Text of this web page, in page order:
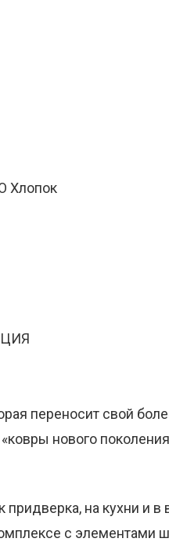
Хлопок
переносит свой
нового
на кухни и
с элементами